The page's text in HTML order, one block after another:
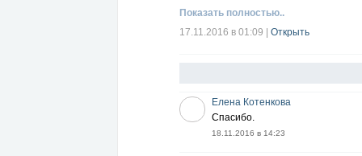
Показать полностью..
17.11.2016 в 01:09
Открыть
Елена Котенкова
Спасибо.
18.11.2016 в 14:23